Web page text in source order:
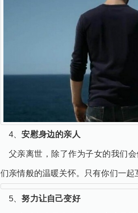
4、安慰身边的亲人
父亲离世，除了作为子女的我们
们亲情般的温暖关怀。只有你们一起
5、努力让自己变好